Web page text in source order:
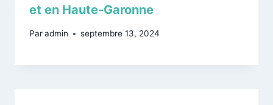
et en Haute-Garonne
Paradmin septembre 13, 2024